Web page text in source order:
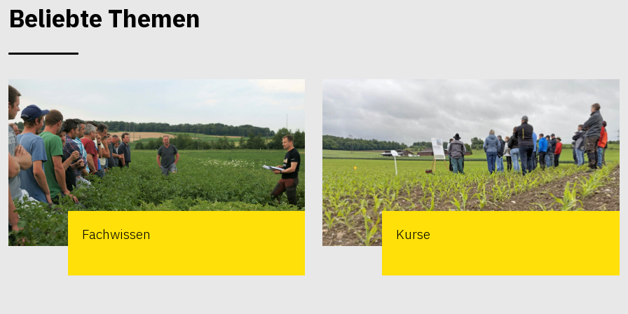
Beliebte Themen
Fachwissen Kurse